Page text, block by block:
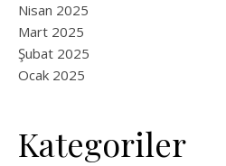
Nisan 2025
Mart 2025
Şubat 2025
Ocak 2025
Kategoriler